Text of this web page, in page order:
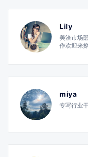
Lily
美洽市场
作欢迎来撩
miya
专写行业